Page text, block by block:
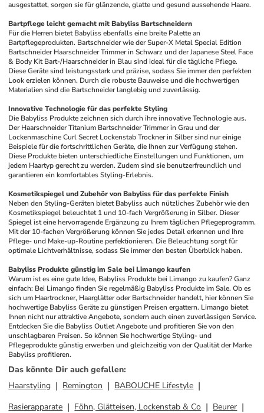
ausgestattet, sorgen sie für glänzende, glatte und gesund aussehende Haare.
Bartpflege leicht gemacht mit Babyliss Bartschneidern
Für die Herren bietet Babyliss ebenfalls eine breite Palette an
Bartpflegeprodukten. Bartschneider wie der Super-X Metal Special Edition
Bartschneider Haarschneider Trimmer in Schwarz und der Japanese Steel Face
& Body Kit Bart-/Haarschneider in Blau sind ideal für die tägliche Pflege.
Diese Geräte sind leistungsstark und präzise, sodass Sie immer den perfekten
Look erzielen können. Durch die robuste Bauweise und die hochwertigen
Materialien sind die Bartschneider langlebig und zuverlässig.
Innovative Technologie für das perfekte Styling
Die Babyliss Produkte zeichnen sich durch ihre innovative Technologie aus.
Der Haarschneider Titanium Bartschneider Trimmer in Grau und der
Lockenmaschine Curl Secret Lockenstab Trockner in Silber sind nur einige
Beispiele für die fortschrittlichen Geräte, die Ihnen zur Verfügung stehen.
Diese Produkte bieten unterschiedliche Einstellungen und Funktionen, um
jedem Haartyp gerecht zu werden. Zudem sind sie benutzerfreundlich und
garantieren ein komfortables Styling-Erlebnis.
Kosmetikspiegel und Zubehör von Babyliss für das perfekte Finish
Neben den Styling-Geräten bietet Babyliss auch nützliches Zubehör wie den
Kosmetikspiegel beleuchtet 1 und 10-fach Vergrößerung in Silber. Dieser
Spiegel ist eine hervorragende Ergänzung zu Ihrem täglichen Pflegeprogramm.
Mit der 10-fachen Vergrößerung können Sie jedes Detail erkennen und Ihre
Pflege- und Make-up-Routine perfektionieren. Die Beleuchtung sorgt für
optimale Lichtverhältnisse, sodass Sie immer den besten Überblick haben.
Babyliss Produkte günstig im Sale bei Limango kaufen
Warum ist es eine gute Idee, Babyliss Produkte bei Limango zu kaufen? Ganz
einfach: Bei Limango finden Sie regelmäßig Babyliss Produkte im Sale. Ob es
sich um Haartrockner, Haarglätter oder Bartschneider handelt, hier können Sie
hochwertige Babyliss Geräte zu günstigen Preisen ergattern. Limango bietet
Ihnen nicht nur attraktive Angebote, sondern auch einen zuverlässigen Service.
Entdecken Sie die Babyliss Outlet Angebote und profitieren Sie von den
unschlagbaren Preisen. So können Sie hochwertige Styling- und
Pflegeprodukte günstig erwerben und gleichzeitig von der Qualität der Marke
Babyliss profitieren.
Das könnte Dir auch gefallen:
Haarstyling
Remington
BABOUCHE Lifestyle
Rasierapparate
Föhn, Glätteisen, Lockenstab & Co
Beurer